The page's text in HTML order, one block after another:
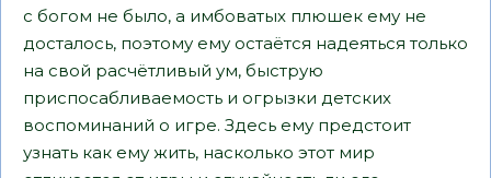
с богом не было, а имбоватых плюшек ему не
досталось, поэтому ему остаётся надеяться только
на свой расчётливый ум, быструю
приспосабливаемость и огрызки детских
воспоминаний о игре. Здесь ему предстоит
узнать как ему жить, насколько этот мир